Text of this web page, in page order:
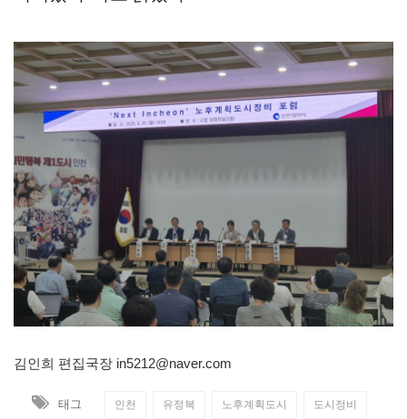
김인희 편집국장 in5212@naver.com
태그 인천 유정복 노후계획도시 도시정비